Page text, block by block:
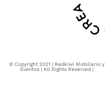
© Copyright 2021 | Redkiwi Mobiliario y
Eventos | All Rights Reserved |